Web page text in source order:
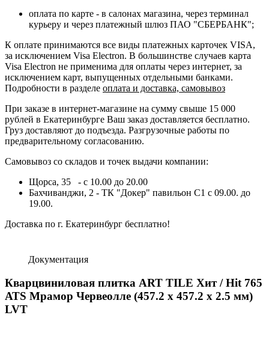
оплата по карте - в салонах магазина, через терминал
курьеру и через платежный шлюз ПАО "СБЕРБАНК";
К оплате принимаются все виды платежных карточек VISA,
за исключением Visa Electron. В большинстве случаев карта
Visa Electron не применима для оплаты через интернет, за
исключением карт, выпущенных отдельными банками.
Подробности в разделе оплата и доставка, самовывоз
При заказе в интернет-магазине на сумму свыше 15 000
рублей в Екатеринбурге Ваш заказ доставляется бесплатно.
Груз доставляют до подъезда. Разгрузочные работы по
предварительному согласованию.
Самовывоз со складов и точек выдачи компании:
Щорса, 35 - с 10.00 до 20.00
Бахчиванджи, 2 - ТК "Докер" павильон С1 с 09.00. до
19.00.
Доставка по г. Екатеринбург бесплатно!
Документация
Кварцвиниловая плитка ART TILE Хит / Hit 765
АТS Мрамор Червеолле (457.2 х 457.2 х 2.5 мм)
LVT